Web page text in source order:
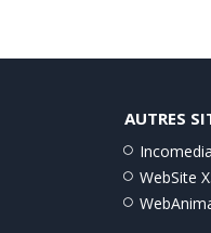
AUTRES
Incomedia
WebSite